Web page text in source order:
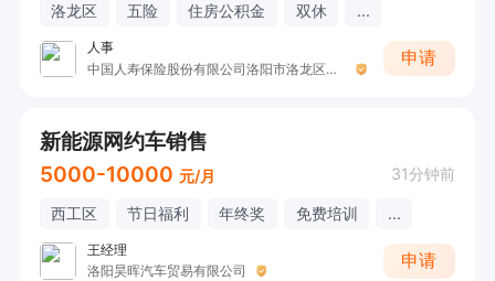
洛龙区 五险 住房公积金 双休 ...
人事
中国人寿保险股份有限公司洛阳市洛龙区支公司（售后部）
申请
新能源网约车销售
5000-10000 元/月 31分钟前
西工区 节日福利 年终奖 免费培训 ...
王经理
洛阳昊晖汽车贸易有限公司
申请